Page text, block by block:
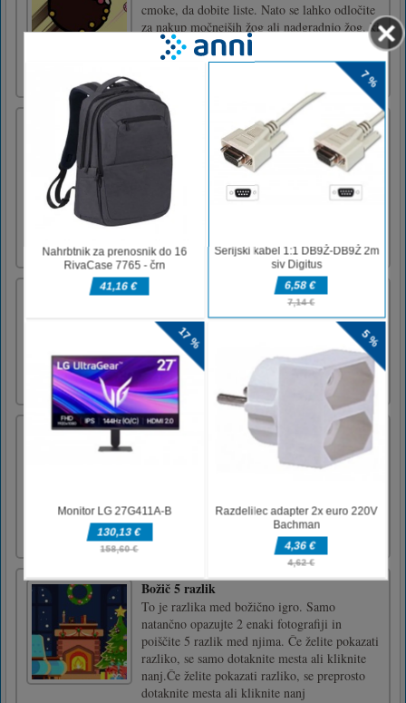
cmoke, da dobite liste. Nato se lahko odločite
za nakup močnejših žog ali nadgradnjo žog, ki
jih imate. Je zelo sproščujoče, samo opazuješ,
kako ti jajca samodejno poskakujejo. Zberimo
Wobble Boss Escape
Wobble Man Escape pomaga agentu, da
pobegne iz pisarne in odklene nove like.
Enostaven za igranje Težko obvladati.
Enostaven nadzor za igranje: - Izogibajte se
kameri - Zberite denar - Skrijte se pred
igralno palico za nadzor gibanja igralc [...]
Hex PuzzleGuys
Connect 4 hexagons of the same color, it's that
simple!Drag and drop pieces and connect at
least 4 hexagons of the same color When you
get out of space the game is over luckily you
can always restart it
Piščančja ljubezen
Piščančja ljubezen - kjer prevzamete nadzor
nad pogumnim piščancem. V tej igri boste
pot, potovati v nevarnem svetu, polnem zlih
trolov. Poslanstvo je najti svojo ljubezen in se
rešiti pred nevarnim.miška ali zaslon na dotik
Božič 5 razlik
To je razlika med božično igro. Samo
natančno opazujte 2 enaki fotografiji in
poiščite 5 razlik med njima. Če želite pokazati
razliko, se samo dotaknite mesta ali kliknite
nanj.Če želite pokazati razliko, se preprosto
dotaknite mesta ali kliknite nanj